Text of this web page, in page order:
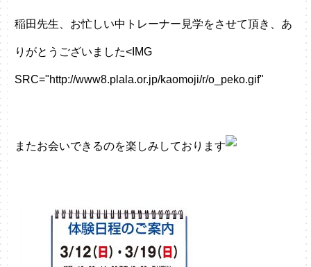
稲田先生、お忙しい中トレーナー見学をさせて頂き、あ
りがとうございました<IMG
SRC="http://www8.plala.or.jp/kaomoji/r/o_peko.gif"
またお会いできるのを楽しみしております